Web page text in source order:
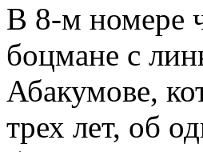
В 8-м номере
боцмане с
Абакумове,
трех лет, об